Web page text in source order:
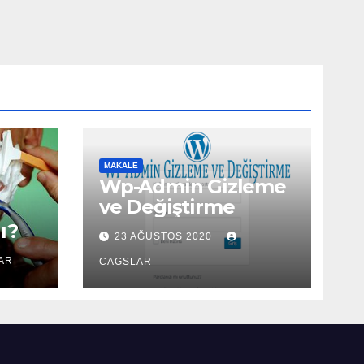
MAKALE
Wp-Admin Gizleme
ve Değiştirme
23 AĞUSTOS 2020
CAGSLAR